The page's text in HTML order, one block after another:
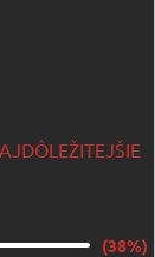
(38%)